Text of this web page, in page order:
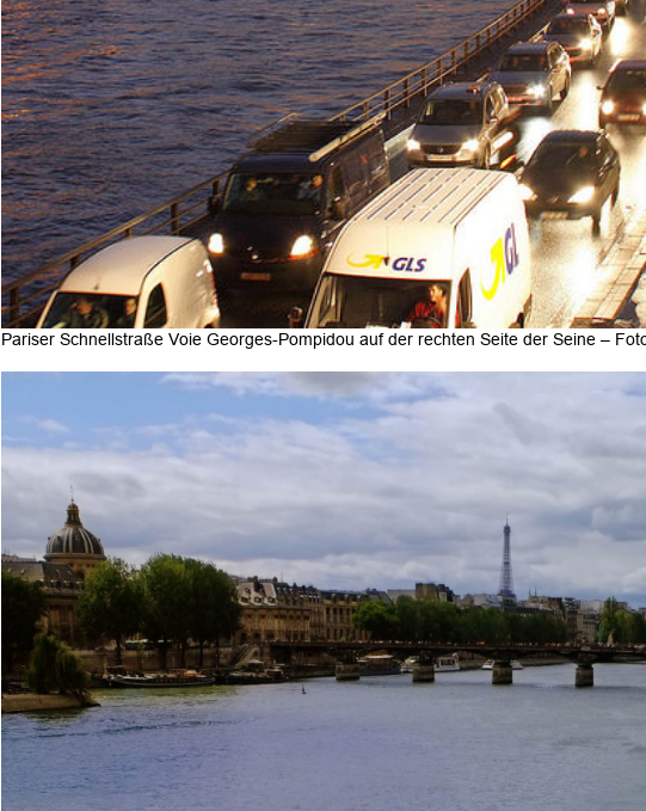
Pariser Schnellstraße Voie Georges-Pompidou auf der rechten Seite der Seine –